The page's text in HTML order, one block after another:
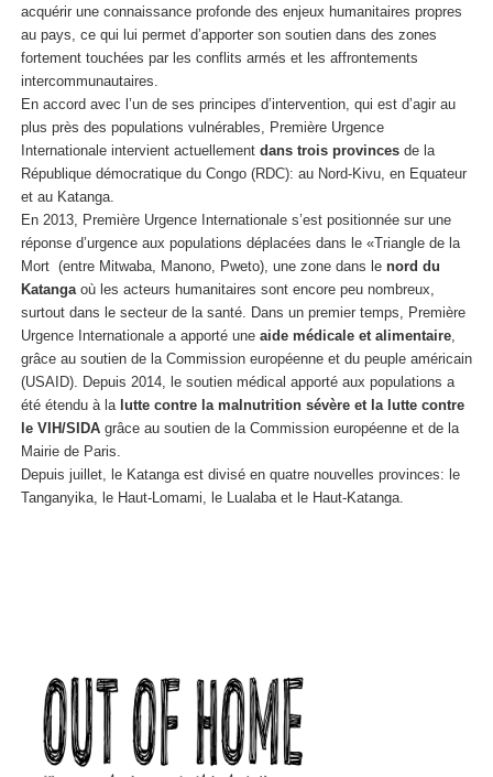
acquérir une connaissance profonde des enjeux humanitaires propres
au pays, ce qui lui permet d’apporter son soutien dans des zones
fortement touchées par les conflits armés et les affrontements
intercommunautaires.
En accord avec l’un de ses principes d’intervention, qui est d’agir au
plus près des populations vulnérables, Première Urgence
Internationale intervient actuellement dans trois provinces de la
République démocratique du Congo (RDC): au Nord-Kivu, en Equateur
et au Katanga.
En 2013, Première Urgence Internationale s’est positionnée sur une
réponse d’urgence aux populations déplacées dans le «Triangle de la
Mort (entre Mitwaba, Manono, Pweto), une zone dans le nord du
Katanga où les acteurs humanitaires sont encore peu nombreux,
surtout dans le secteur de la santé. Dans un premier temps, Première
Urgence Internationale a apporté une aide médicale et alimentaire
grâce au soutien de la Commission européenne et du peuple américain
(USAID). Depuis 2014, le soutien médical apporté aux populations a
été étendu à la lutte contre la malnutrition sévère et la lutte contre
le VIH/SIDA grâce au soutien de la Commission européenne et de la
Mairie de Paris.
Depuis juillet, le Katanga est divisé en quatre nouvelles provinces: le
Tanganyika, le Haut-Lomami, le Lualaba et le Haut-Katanga.